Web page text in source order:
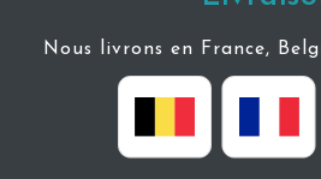
Nous livrons en France,